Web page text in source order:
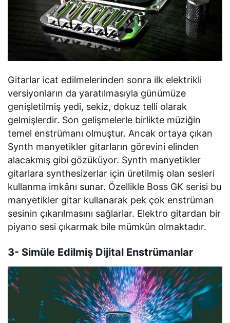
Gitarlar icat edilmelerinden sonra ilk elektrikli
versiyonların da yaratılmasıyla günümüze
genişletilmiş yedi, sekiz, dokuz telli olarak
gelmişlerdir. Son gelişmelerle birlikte müziğin
temel enstrümanı olmuştur. Ancak ortaya çıkan
Synth manyetikler gitarların görevini elinden
alacakmış gibi gözüküyor. Synth manyetikler
gitarlara synthesizerlar için üretilmiş olan sesleri
kullanma imkânı sunar. Özellikle Boss GK serisi bu
manyetikler gitar kullanarak pek çok enstrüman
sesinin çıkarılmasını sağlarlar. Elektro gitardan bir
piyano sesi çıkarmak bile mümkün olmaktadır.
3- Simüle Edilmiş Dijital Enstrümanlar